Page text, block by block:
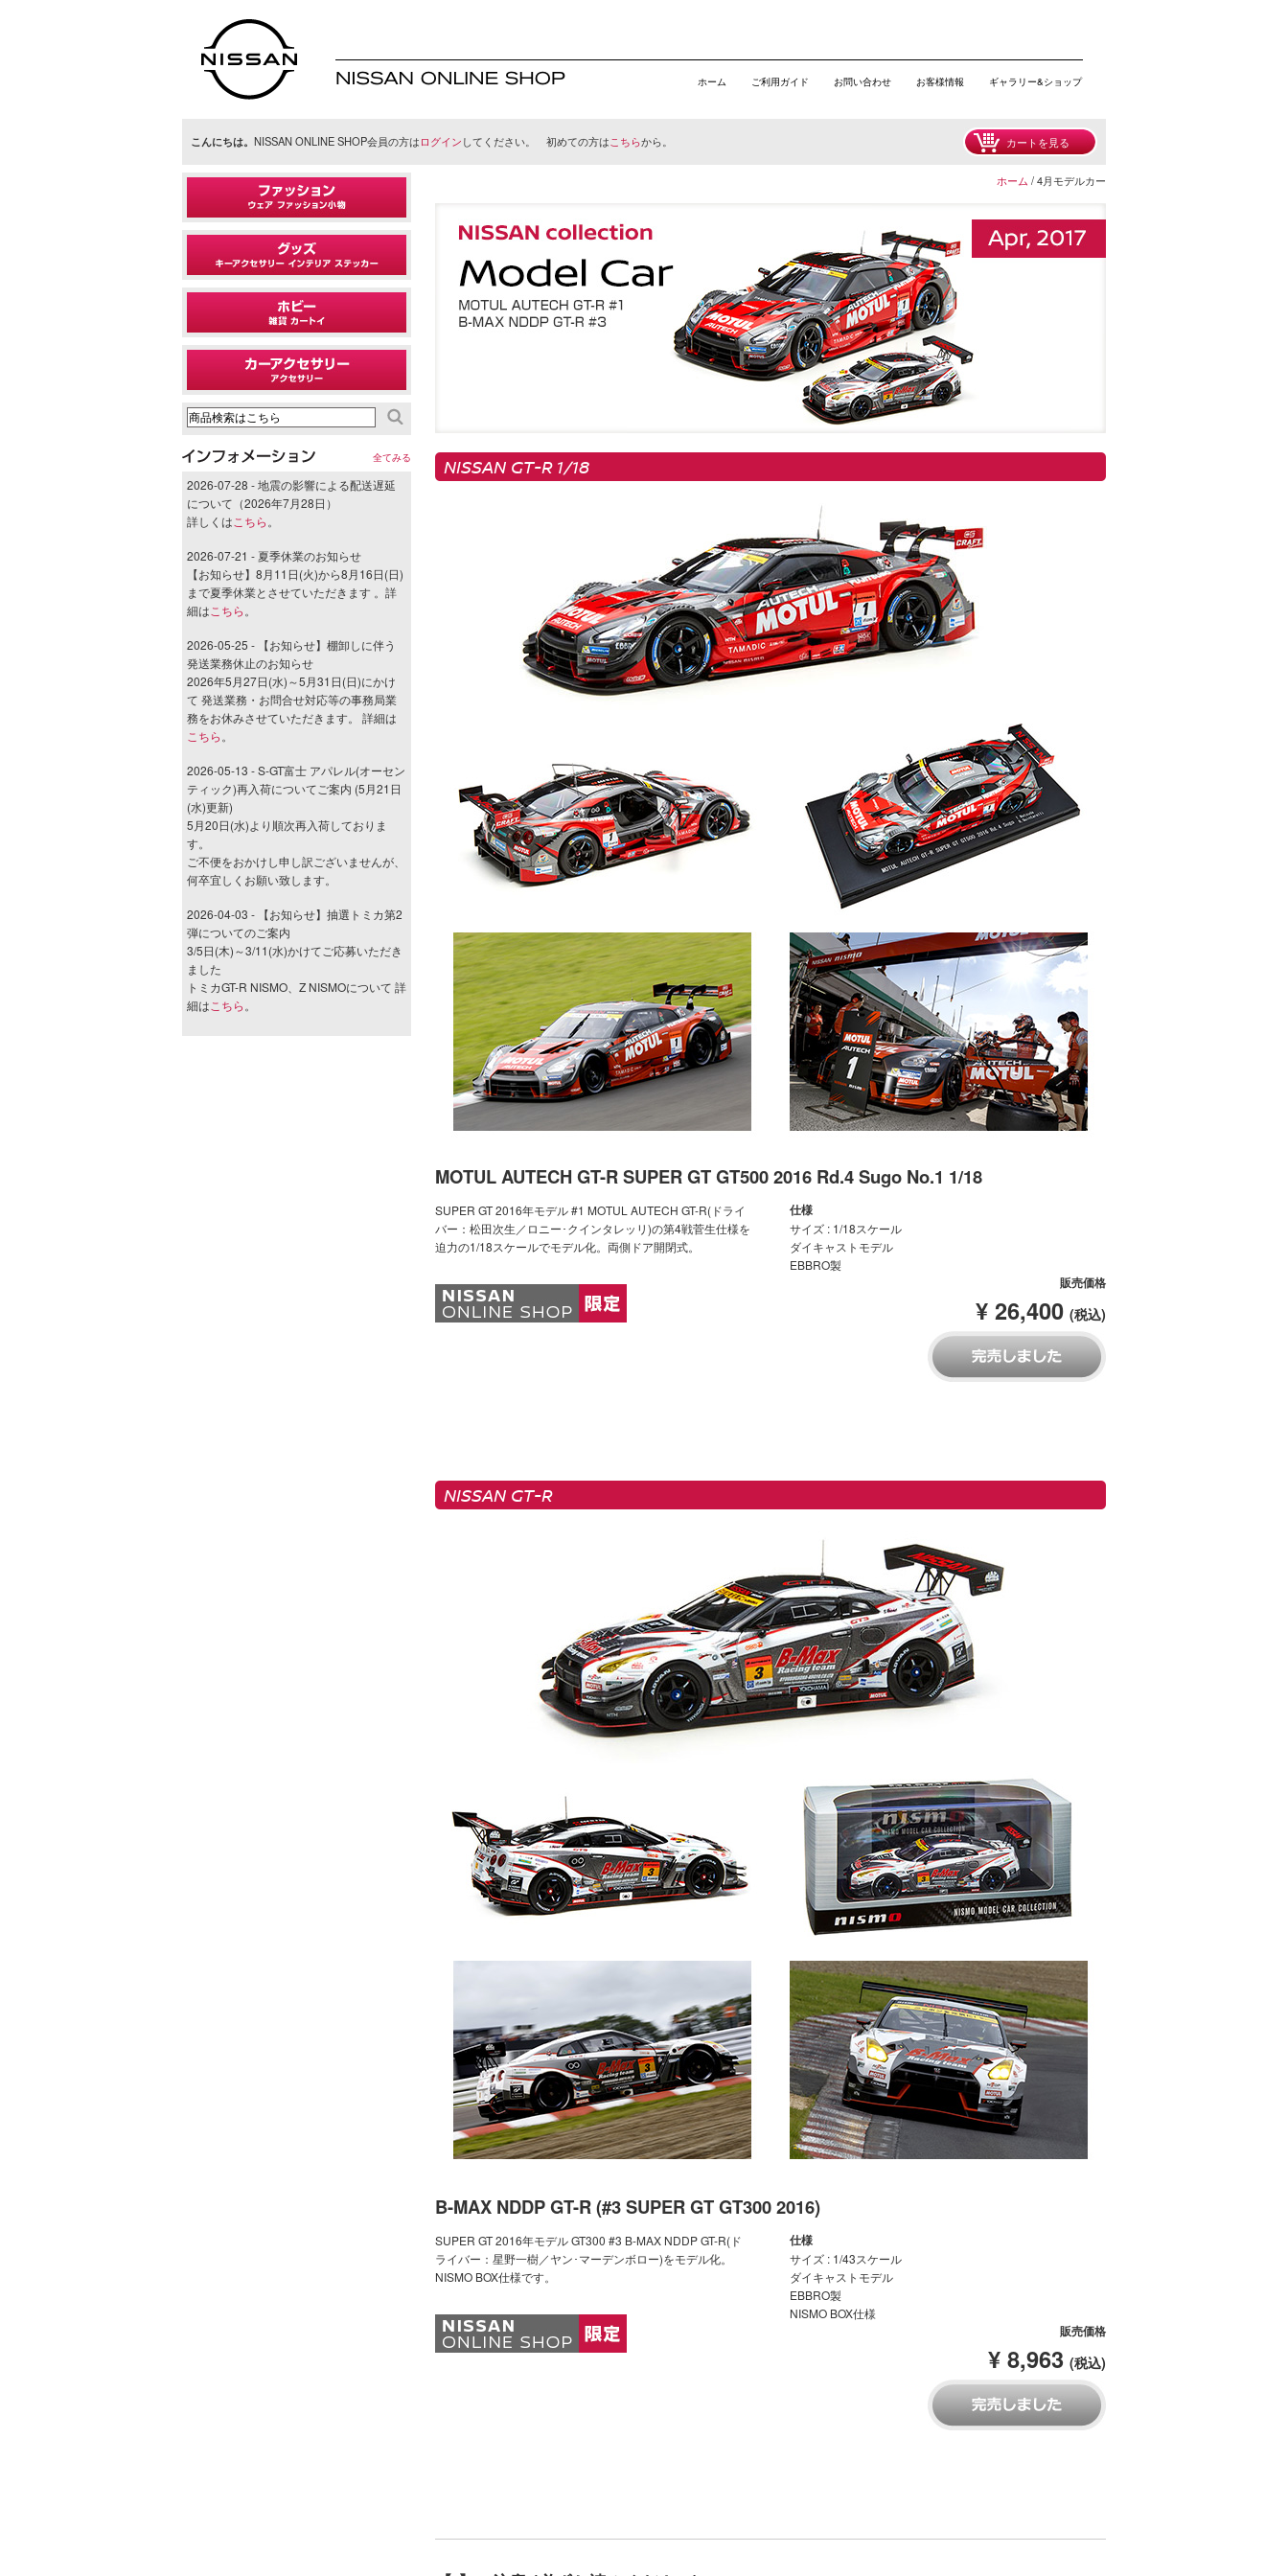
ギャラリー&ショップ
お客様情報
お問い合わせ
ご利用ガイド
ホーム
こんにちは。 NISSAN ONLINE SHOP会員の方はログインしてください。 初めての方はこちらから。 カートを見る
ホーム / 4月モデルカー
NISSAN GT-R 1/18
MOTUL AUTECH GT-R SUPER GT GT500 2016 Rd.4 Sugo No.1 1/18
SUPER GT 2016年モデル #1 MOTUL AUTECH GT-R(ドライ
バー：松田次生／ロニー･クインタレッリ)の第4戦菅生仕様を
迫力の1/18スケールでモデル化。両側ドア開閉式。
仕様
サイズ : 1/18スケール
ダイキャストモデル
EBBRO製
販売価格
¥ 26,400 (税込)
NISSAN GT-R
B-MAX NDDP GT-R (#3 SUPER GT GT300 2016)
SUPER GT 2016年モデル GT300 #3 B-MAX NDDP GT-R(ド
ライバー：星野一樹／ヤン･マーデンボロー)をモデル化。
NISMO BOX仕様です。
仕様
サイズ : 1/43スケール
ダイキャストモデル
EBBRO製
NISMO BOX仕様
販売価格
¥ 8,963 (税込)
全てみる
2026-07-28 - 地震の影響による配送遅延
について（2026年7月28日）
詳しくは こちら 。
2026-07-21 - 夏季休業のお知らせ
【お知らせ】8月11日(火)から8月16日(日)
まで夏季休業とさせていただきます 。詳
細は こちら 。
2026-05-25 - 【お知らせ】棚卸しに伴う
発送業務休止のお知らせ
2026年5月27日(水)～5月31日(日)にかけ
て 発送業務・お問合せ対応等の事務局業
務をお休みさせていただきます。 詳細は
こちら 。
2026-05-13 - S-GT富士 アパレル(オーセン
ティック)再入荷についてご案内 (5月21日
(水)更新)
5月20日(水)より順次再入荷しておりま
す。
ご不便をおかけし申し訳ございませんが、
何卒宜しくお願い致します。
2026-04-03 - 【お知らせ】抽選トミカ第2
弾についてのご案内
3/5日(木)～3/11(水)かけてご応募いただき
ました
トミカGT-R NISMO、Z NISMOについて 詳
細は こちら 。